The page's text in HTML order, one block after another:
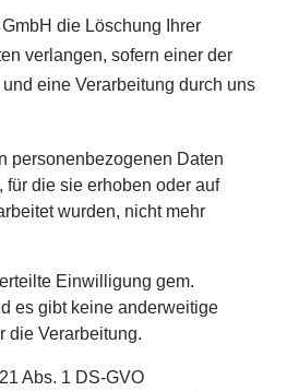
die Löschung Ihrer
verlangen, sofern einer der
eine Verarbeitung durch uns
personenbezogenen Daten
für die sie erhoben oder auf
wurden, nicht mehr
Einwilligung gem.
es gibt keine anderweitige
die Verarbeitung.
Abs. 1 DS-GVO